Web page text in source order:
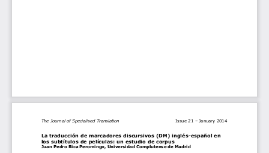
The Journal of Specialised Translation Issue 21 – January 2014
La traducción de marcadores discursivos (DM) inglés-español en
los subtítulos de películas: un estudio de corpus
Juan Pedro Rica Peromingo, Universidad Complutense de Madrid